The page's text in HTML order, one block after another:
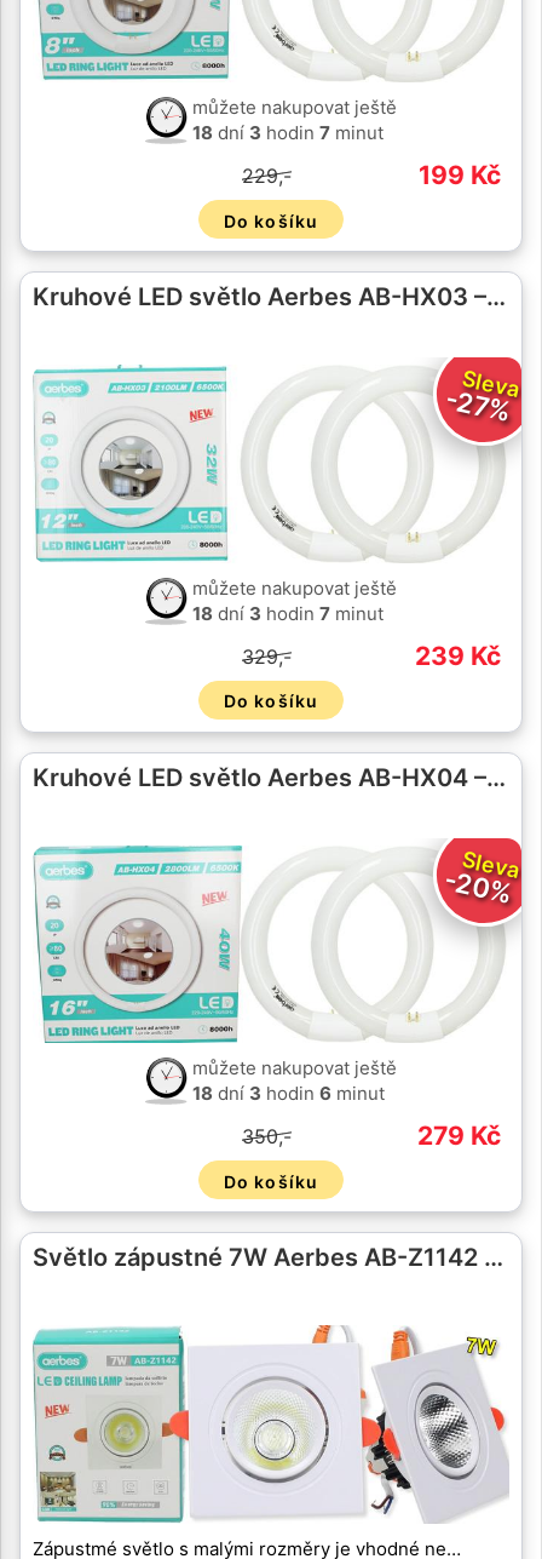
můžete nakupovat ještě
18 dní 3 hodin 7 minut
199 Kč
229,-
Do košíku
Kruhové LED světlo Aerbes AB-HX03 –…
Sleva
-27%
můžete nakupovat ještě
18 dní 3 hodin 7 minut
239 Kč
329,-
Do košíku
Kruhové LED světlo Aerbes AB-HX04 –…
Sleva
-20%
můžete nakupovat ještě
18 dní 3 hodin 6 minut
279 Kč
350,-
Do košíku
Světlo zápustné 7W Aerbes AB-Z1142 …
Zápustmé světlo s malými rozměry je vhodné ne…